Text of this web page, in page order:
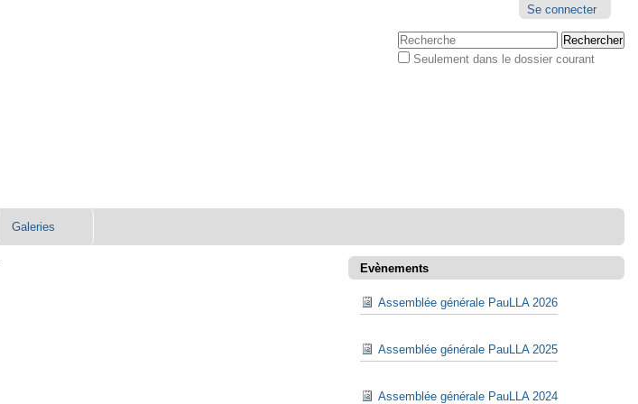
personnels
Se connecter
Chercher par
Seulement dans le dossier courant
Galeries
Evènements
Assemblée générale PauLLA 2026
Assemblée générale PauLLA 2025
Assemblée générale PauLLA 2024